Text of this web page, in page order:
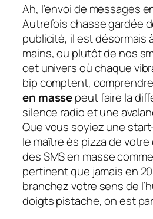
Ah, l’envoi de messages
Autrefois chasse gardée
publicité, il est désormais
mains, ou plutôt de nos
cet univers où chaque
bip comptent, comprendre
en massepeut faire la
silence radio et une
Que vous soyiez une
le maître ès pizza de
des SMS en masse
pertinent que jamais en
branchez votre sens de
doigts pistache, on est